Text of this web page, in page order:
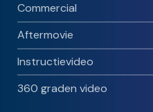
Commercial
Aftermovie
Instructievideo
360 graden video